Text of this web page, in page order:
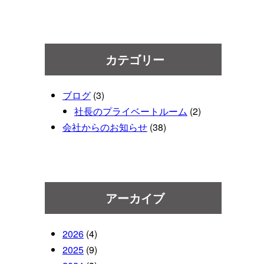
カテゴリー
ブログ (3)
社長のプライベートルーム (2)
会社からのお知らせ (38)
アーカイブ
2026 (4)
2025 (9)